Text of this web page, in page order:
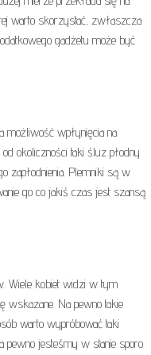
warto skorzystać, zwłaszcza
gadżetu może być
możliwość wpłynięcia na
okoliczności taki śluz płodny
zapłodnienia. Plemniki są w
go co jakiś czas jest szansą
Wiele kobiet widzi w tym
wskazane. Na pewno takie
warto wypróbować taki
pewno jesteśmy w stanie sporo